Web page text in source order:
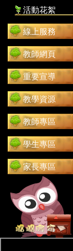
活動花絮
線上服務
教師網頁
重要宣導
教學資源
教師專區
學生專區
家長專區